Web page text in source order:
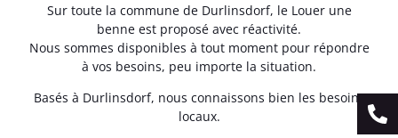
Sur toute la commune de Durlinsdorf, le Louer une
benne est proposé avec réactivité.
Nous sommes disponibles à tout moment pour répondre
à vos besoins, peu importe la situation.
Basés à Durlinsdorf, nous connaissons bien les besoins
locaux.